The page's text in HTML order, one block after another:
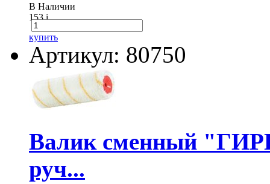
В Наличии
153i
купить
Артикул: 80750
Валик сменный
руч...